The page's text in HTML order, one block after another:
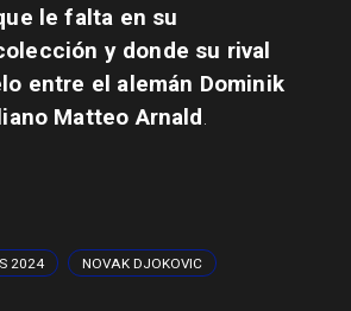
le falta en su
y donde su rival
entre el alemán Dominik
Matteo Arnald.
2024 NOVAK DJOKOVIC